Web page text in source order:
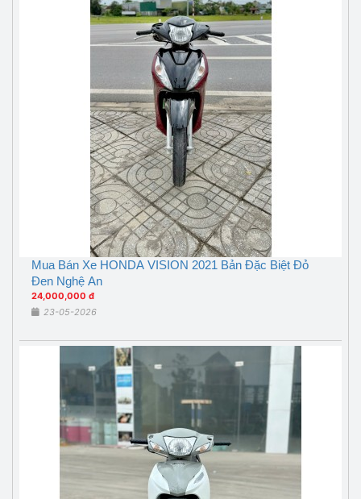
Mua Bán Xe HONDA VISION 2021 Bản Đặc Biệt Đỏ
Đen Nghệ An
24,000,000 đ
23-05-2026